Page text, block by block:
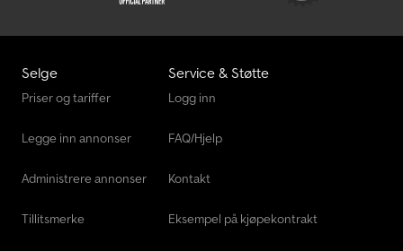
Vw T 4
Vw T 5
Selge
Priser og tariffer
Legge inn annonser
Administrere annonser
Tillitsmerke
Service & Støtte
Logg inn
FAQ/Hjelp
Kontakt
Eksempel på kjøpekontrakt